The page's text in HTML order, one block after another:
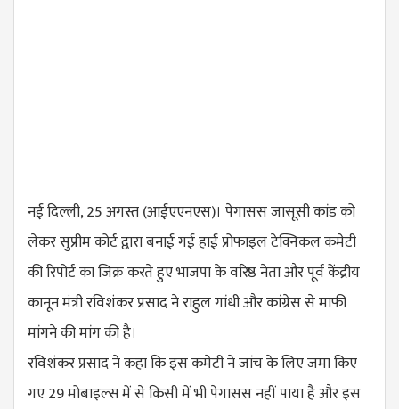
नई दिल्ली, 25 अगस्त (आईएएनएस)। पेगासस जासूसी कांड को
लेकर सुप्रीम कोर्ट द्वारा बनाई गई हाई प्रोफाइल टेक्निकल कमेटी
की रिपोर्ट का जिक्र करते हुए भाजपा के वरिष्ठ नेता और पूर्व केंद्रीय
कानून मंत्री रविशंकर प्रसाद ने राहुल गांधी और कांग्रेस से माफी
मांगने की मांग की है।
रविशंकर प्रसाद ने कहा कि इस कमेटी ने जांच के लिए जमा किए
गए 29 मोबाइल्स में से किसी में भी पेगासस नहीं पाया है और इस